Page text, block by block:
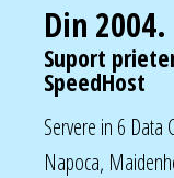
Din 2004.
Suport
SpeedHost
Servere in 6 Data
Napoca,